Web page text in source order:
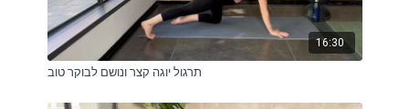
16:30
תרגול יוגה קצר ונושם לבוקר טוב